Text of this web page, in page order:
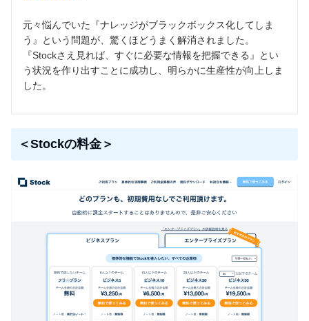
元々悩んでいた『ナレッジがブラックボックス化してしま
う』という問題が、驚くほどうまく解消されました。
『Stockさえ見れば、すぐに必要な情報を把握できる』とい
う状況を作り出すことに成功し、明らかに生産性が向上しま
した。
＜Stockの料金＞